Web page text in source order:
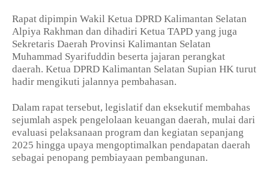
Rapat dipimpin Wakil Ketua DPRD Kalimantan Selatan
Alpiya Rakhman dan dihadiri Ketua TAPD yang juga
Sekretaris Daerah Provinsi Kalimantan Selatan
Muhammad Syarifuddin beserta jajaran perangkat
daerah. Ketua DPRD Kalimantan Selatan Supian HK turut
hadir mengikuti jalannya pembahasan.
Dalam rapat tersebut, legislatif dan eksekutif membahas
sejumlah aspek pengelolaan keuangan daerah, mulai dari
evaluasi pelaksanaan program dan kegiatan sepanjang
2025 hingga upaya mengoptimalkan pendapatan daerah
sebagai penopang pembiayaan pembangunan.